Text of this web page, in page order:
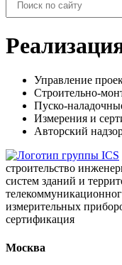
Управление
Строительно-
Пуско-
Измерения и
Авторский
строительство
систем зданий и
измерительных
сертификация
Москва